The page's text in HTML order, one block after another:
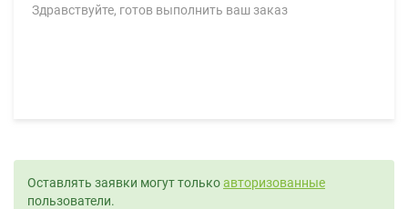
Здравствуйте, готов выполнить ваш заказ
Оставлять заявки могут толькоавторизованные
пользователи.